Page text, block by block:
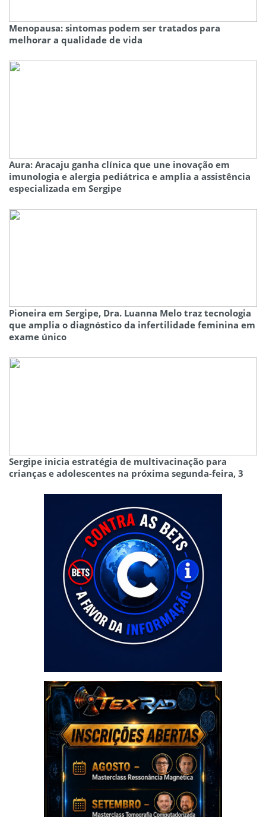
Menopausa: sintomas podem ser tratados para
melhorar a qualidade de vida
Aura: Aracaju ganha clínica que une inovação em
imunologia e alergia pediátrica e amplia a assistência
especializada em Sergipe
Pioneira em Sergipe, Dra. Luanna Melo traz tecnologia
que amplia o diagnóstico da infertilidade feminina em
exame único
Sergipe inicia estratégia de multivacinação para
crianças e adolescentes na próxima segunda-feira, 3